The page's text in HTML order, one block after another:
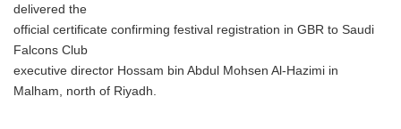
delivered the
official certificate confirming festival registration in GBR to Saudi
Falcons Club
executive director Hossam bin Abdul Mohsen Al-Hazimi in
Malham, north of Riyadh.